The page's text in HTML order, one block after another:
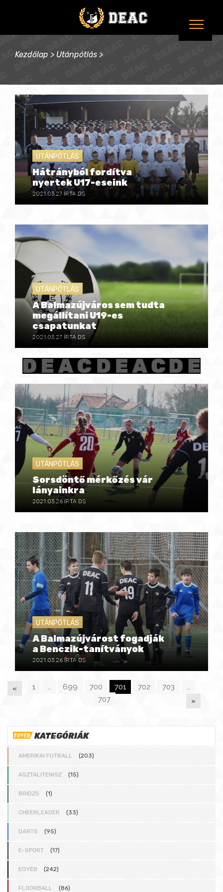
Kezdőlap > Utánpótlás >
UTÁNPÓTLÁS
Hátrányból fordítva
nyertek U17-eseink
2021.03.27 ÍRTA DS
UTÁNPÓTLÁS
A Balmazújváros sem tudta
megállítani U19-es
csapatunkat
2021.03.27 ÍRTA DS
UTÁNPÓTLÁS
Sorsdöntő mérkőzés vár
lányainkra
2021.03.26 ÍRTA DS
UTÁNPÓTLÁS
A Balmazújvárost fogadják
a Benczik-tanítványok
2021.03.26ÍRTA DS
A
G
E
S
:
« 1 … 699 700 701 702 703
…
707
»
KATEGÓRIÁK
AMERIKAI FUTBALL (203)
ASZTALITENISZ (15)
BRIDZS (1)
CHEERLEADER (33)
DARTS (95)
E-SPORT (17)
EGYÉB (242)
FLOORBALL (86)